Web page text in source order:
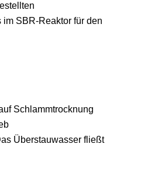
SBR-Reaktor für den
Schlammtrocknung
Überstauwasser fließt